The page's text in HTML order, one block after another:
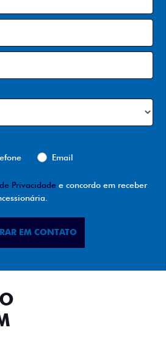
Email
Privacidade e concordo em receber
EM CONTATO